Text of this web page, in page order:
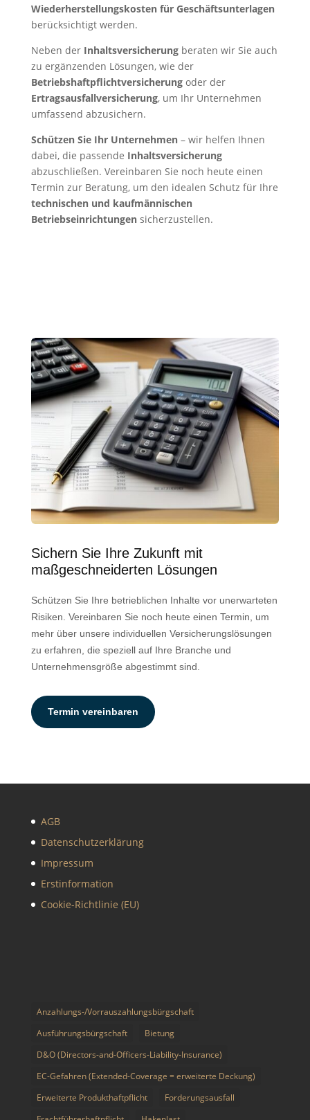
Wiederherstellungskosten für Geschäftsunterlagen
berücksichtigt werden.
Neben der Inhaltsversicherungberaten wir Sie auch
zu ergänzenden Lösungen, wie der
Betriebshaftpflichtversicherungoder der
Ertragsausfallversicherung, um Ihr Unternehmen
umfassend abzusichern.
Schützen Sie Ihr Unternehmen– wir helfen Ihnen
dabei, die passende Inhaltsversicherung
abzuschließen. Vereinbaren Sie noch heute einen
Termin zur Beratung, um den idealen Schutz für Ihre
technischen und kaufmännischen
Betriebseinrichtungensicherzustellen.
Sichern Sie Ihre Zukunft mit
maßgeschneiderten Lösungen
Schützen Sie Ihre betrieblichen Inhalte vor unerwarteten
Risiken. Vereinbaren Sie noch heute einen Termin, um
mehr über unsere individuellen Versicherungslösungen
zu erfahren, die speziell auf Ihre Branche und
Unternehmensgröße abgestimmt sind.
Termin vereinbaren
AGB
Datenschutzerklärung
Impressum
Erstinformation
Cookie-Richtlinie (EU)
Anzahlungs-/Vorrauszahlungsbürgschaft
Ausführungsbürgschaft
Bietung
D&O (Directors-and-Officers-Liability-Insurance)
EC-Gefahren (Extended-Coverage = erweiterte Deckung)
Erweiterte Produkthaftpflicht
Forderungsausfall